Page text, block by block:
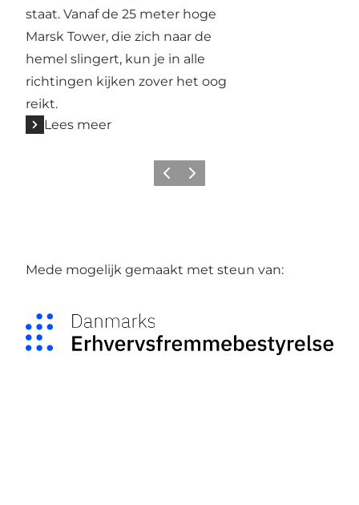
staat. Vanaf de 25 meter hoge
Marsk Tower, die zich naar de
hemel slingert, kun je in alle
richtingen kijken zover het oog
reikt.
Lees meer
Vorige Volgende
Mede mogelijk gemaakt met steun van: